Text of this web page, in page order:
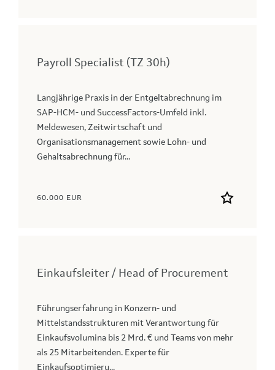
Payroll Specialist (TZ 30h)
Langjährige Praxis in der Entgeltabrechnung im
SAP‑HCM- und SuccessFactors-Umfeld inkl.
Meldewesen, Zeitwirtschaft und
Organisationsmanagement sowie Lohn- und
Gehaltsabrechnung für...
60.000 EUR
Einkaufsleiter / Head of Procurement
Führungserfahrung in Konzern- und
Mittelstandsstrukturen mit Verantwortung für
Einkaufsvolumina bis 2 Mrd. € und Teams von mehr
als 25 Mitarbeitenden. Experte für
Einkaufsoptimieru...